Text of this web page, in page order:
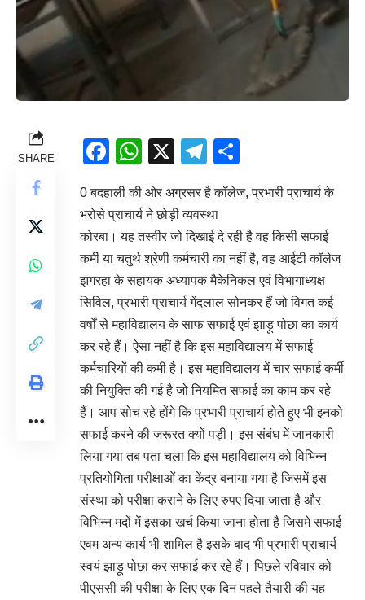
SHARE Facebook
WhatsApp
X Telegram
0 बदहाली की ओर अग्रसर है कॉलेज, प्रभारी प्राचार्य के
भरोसे प्राचार्य ने छोड़ी व्यवस्था
कोरबा। यह तस्वीर जो दिखाई दे रही है वह किसी सफाई
कर्मी या चतुर्थ श्रेणी कर्मचारी का नहीं है, वह आईटी कॉलेज
झगरहा के सहायक अध्यापक मैकेनिकल एवं विभागाध्यक्ष
सिविल, प्रभारी प्राचार्य गेंदलाल सोनकर हैं जो विगत कई
वर्षों से महाविद्यालय के साफ सफाई एवं झाड़ू पोछा का कार्य
कर रहे हैं। ऐसा नहीं है कि इस महाविद्यालय में सफाई
कर्मचारियों की कमी है। इस महाविद्यालय में चार सफाई कर्मी
की नियुक्ति की गई है जो नियमित सफाई का काम कर रहे
हैं। आप सोच रहे होंगे कि प्रभारी प्राचार्य होते हुए भी इनको
सफाई करने की जरूरत क्यों पड़ी। इस संबंध में जानकारी
लिया गया तब पता चला कि इस महाविद्यालय को विभिन्न
प्रतियोगिता परीक्षाओं का केंद्र बनाया गया है जिसमें इस
संस्था को परीक्षा कराने के लिए रुपए दिया जाता है और
विभिन्न मदों में इसका खर्च किया जाना होता है जिसमे सफाई
एवम अन्य कार्य भी शामिल है इसके बाद भी प्रभारी प्राचार्य
स्वयं झाड़ू पोछा कर सफाई कर रहे हैं। पिछले रविवार को
पीएससी की परीक्षा के लिए एक दिन पहले तैयारी की यह